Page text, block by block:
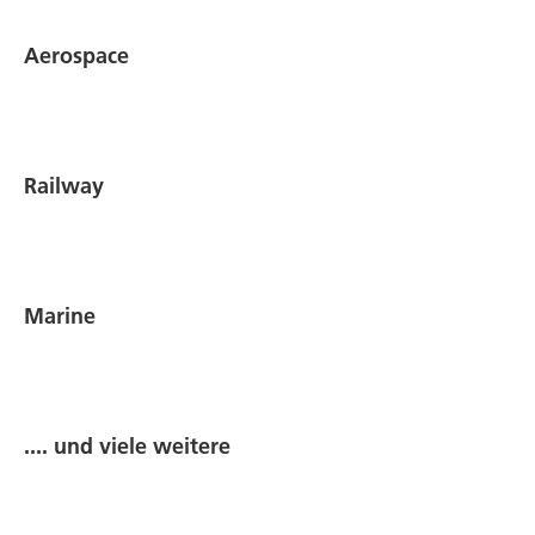
Aerospace
Railway
Marine
.... und viele weitere